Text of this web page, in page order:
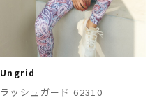
Ungrid
ラッシュガード 62310